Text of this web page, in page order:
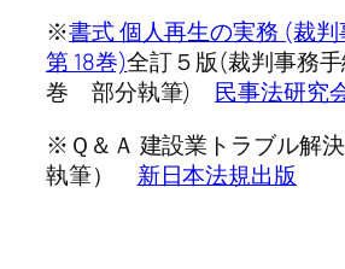
※書式 個人再生の実務 (裁
第 18巻)全訂５版(裁判事務
巻 部分執筆) 民事法研究
※Ｑ＆Ａ 建設業トラブル解
執筆） 新日本法規出版